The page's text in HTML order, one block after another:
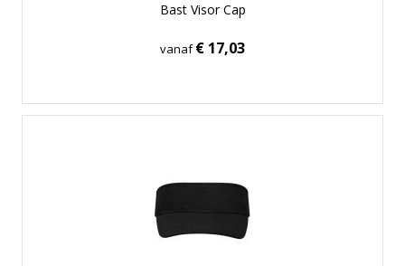
Bast Visor Cap
vanaf€ 17,03